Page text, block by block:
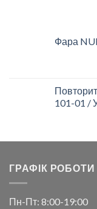
Фара
101-01 /
ГРАФІК РОБОТИ
Пн-Пт: 8:00-19:00